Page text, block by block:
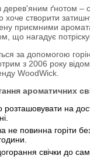
дерев'яним ґнотом –
хоче створити
приємними
що нагадує
за допомогою
з 2006 року
WoodWick.
ароматичних
розташовувати на
не повинна горіти
свічки до